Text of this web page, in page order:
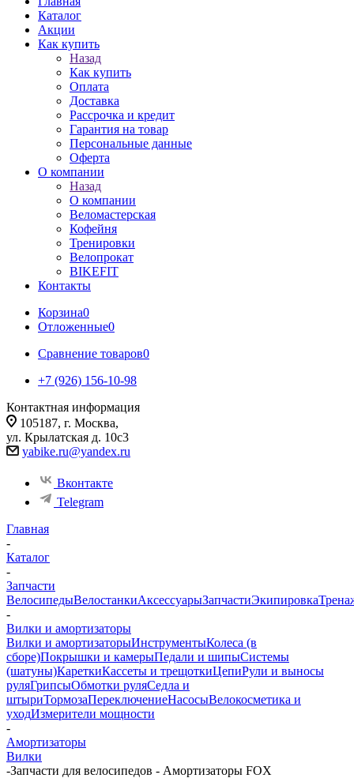
Каталог
Акции
Как купить
Назад
Как купить
Оплата
Доставка
Рассрочка и кредит
Гарантия на товар
Персональные данные
Оферта
О компании
Назад
О компании
Веломастерская
Кофейня
Тренировки
Велопрокат
BIKEFIT
Контакты
Корзина0
Отложенные0
Сравнение товаров0
+7 (926) 156-10-98
Контактная информация
105187, г. Москва,
ул. Крылатская д. 10с3
yabike.ru@yandex.ru
Вконтакте
Telegram
Главная
-
Каталог
-
Запчасти
ВелосипедыВелостанкиАксессуарыЗапчастиЭкипировка
-
Вилки и амортизаторы
Вилки и амортизаторыИнструментыКолеса (в
сборе)Покрышки и камерыПедали и шипыСистемы
(шатуны)КареткиКассеты и трещоткиЦепиРули и выносы
руляГрипсыОбмотки руляСедла и
штыриТормозаПереключениеНасосыВелокосметика и
уходИзмерители мощности
-
Амортизаторы
Вилки
-Запчасти для велосипедов - Амортизаторы FOX